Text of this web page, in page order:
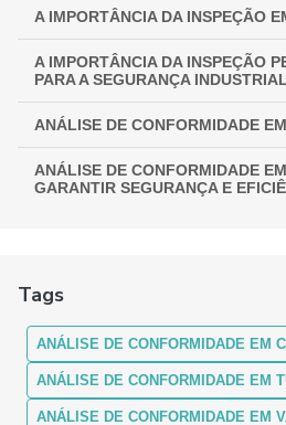
A IMPORTÂNCIA DA INSPEÇÃO
A IMPORTÂNCIA DA INSPEÇÃO
PARA A SEGURANÇA INDUSTRIAL
ANÁLISE DE CONFORMIDADE
ANÁLISE DE CONFORMIDADE
GARANTIR SEGURANÇA E
ANÁLISE DE CONFORMIDADE
ANÁLISE DE CONFORMIDADE
IMPORTÂNCIA E OS
Tags
ANÁLISE DE CONFORMIDADE EM
ANÁLISE DE CONFORMIDADE EM
ANÁLISE DE CONFORMIDADE EM